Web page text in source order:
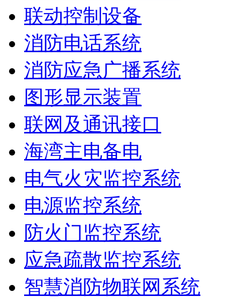
联动控制设备
消防电话系统
消防应急广播系统
图形显示装置
联网及通讯接口
海湾主电备电
电气火灾监控系统
电源监控系统
防火门监控系统
应急疏散监控系统
智慧消防物联网系统